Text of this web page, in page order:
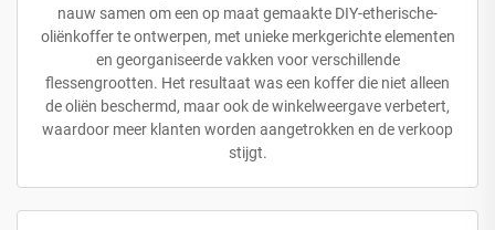
nauw samen om een op maat gemaakte DIY-etherische-
oliënkoffer te ontwerpen, met unieke merkgerichte elementen
en georganiseerde vakken voor verschillende
flessengrootten. Het resultaat was een koffer die niet alleen
de oliën beschermd, maar ook de winkelweergave verbetert,
waardoor meer klanten worden aangetrokken en de verkoop
stijgt.